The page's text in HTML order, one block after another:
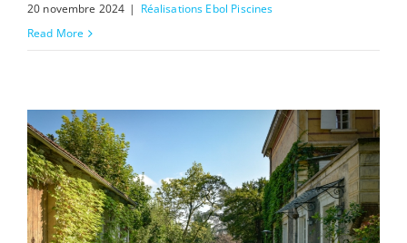
20 novembre 2024 | Réalisations Ebol Piscines
Read More